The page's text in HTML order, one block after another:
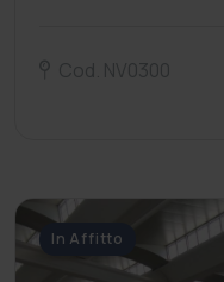
In Affitto